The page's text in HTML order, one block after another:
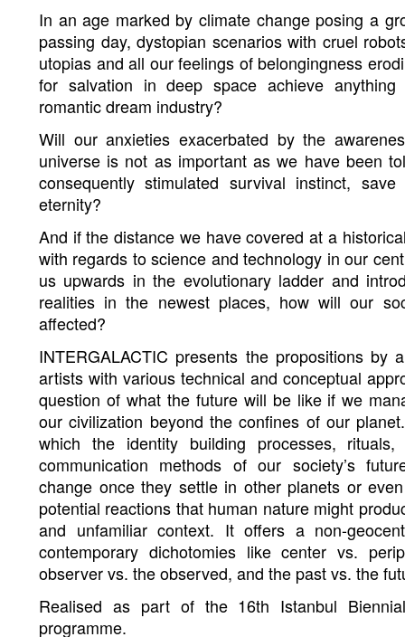
In an age marked by climate change posing a
passing day, dystopian scenarios with cruel
utopias and all our feelings of belongingness
for salvation in deep space achieve
romantic dream industry?
Will our anxieties exacerbated by the
universe is not as important as we have been
consequently stimulated survival instinct,
eternity?
And if the distance we have covered at a
with regards to science and technology in our
us upwards in the evolutionary ladder and
realities in the newest places, how will our
affected?
INTERGALACTIC presents the propositions by
artists with various technical and conceptual
question of what the future will be like if we
our civilization beyond the confines of our
which the identity building processes,
communication methods of our society’s
change once they settle in other planets or
potential reactions that human nature might
and unfamiliar context. It offers a non-
contemporary dichotomies like center vs.
observer vs. the observed, and the past vs. the
Realised as part of the 16th Istanbul
programme.